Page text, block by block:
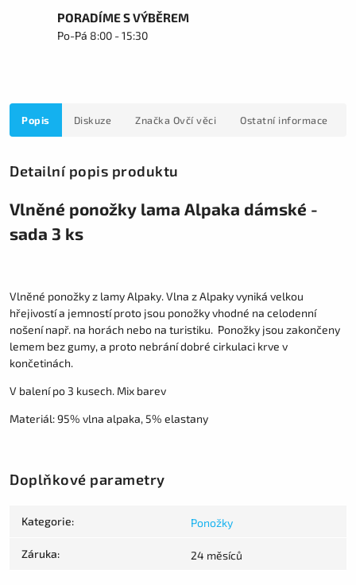
PORADÍME S VÝBĚREM
Po-Pá 8:00 - 15:30
Popis Diskuze Značka Ovčí věci Ostatní informace
Detailní popis produktu
Vlněné ponožky lama Alpaka dámské -
sada 3 ks
Vlněné ponožky z lamy Alpaky. Vlna z Alpaky vyniká velkou
hřejivostí a jemností proto jsou ponožky vhodné na celodenní
nošení např. na horách nebo na turistiku. Ponožky jsou zakončeny
lemem bez gumy, a proto nebrání dobré cirkulaci krve v
končetinách.
V balení po 3 kusech. Mix barev
Materiál: 95% vlna alpaka, 5% elastany
Doplňkové parametry
Kategorie: Ponožky
Záruka: 24 měsíců